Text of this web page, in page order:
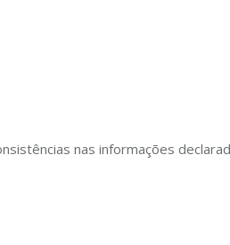
nas informações